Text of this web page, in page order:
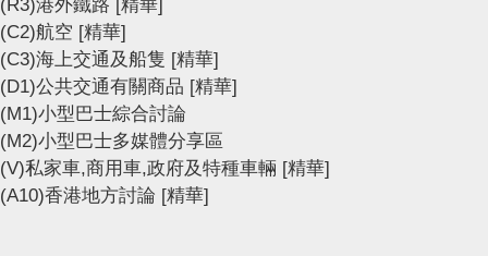
(R3)港外鐵路 [精華]
(C2)航空 [精華]
(C3)海上交通及船隻 [精華]
(D1)公共交通有關商品 [精華]
(M1)小型巴士綜合討論
(M2)小型巴士多媒體分享區
(V)私家車,商用車,政府及特種車輛 [精華]
(A10)香港地方討論 [精華]